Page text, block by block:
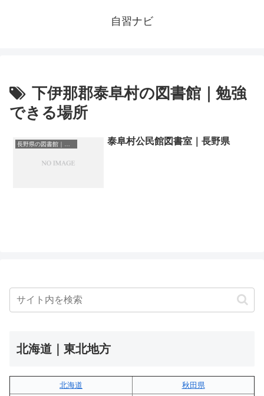
自習ナビ
下伊那郡泰阜村の図書館｜勉強
できる場所
泰阜村公民館図書室｜長野県
北海道｜東北地方
北海道
秋田県